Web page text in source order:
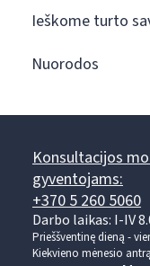
Ieškome turto
Nuorodos
Konsultacijos
gyventojams:
+370 5 260 5060
Darbo laikas: I-IV
Prieššventinę dieną -
Kiekvieno mėnesio